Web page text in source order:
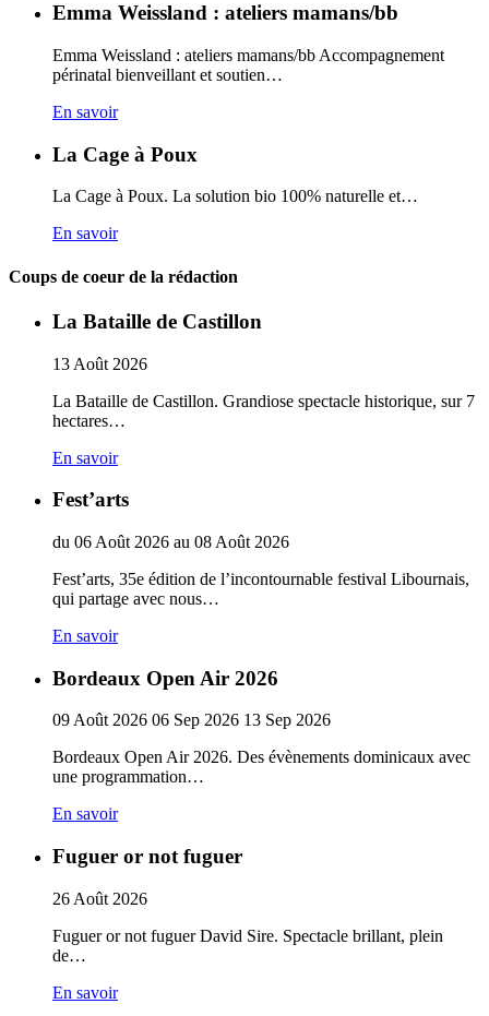
Emma Weissland : ateliers mamans/bb
Emma Weissland : ateliers mamans/bb Accompagnement
périnatal bienveillant et soutien…
En savoir
La Cage à Poux
La Cage à Poux. La solution bio 100% naturelle et…
En savoir
Coups de coeur de la rédaction
La Bataille de Castillon
13 Août 2026
La Bataille de Castillon. Grandiose spectacle historique, sur 7
hectares…
En savoir
Fest’arts
du 06 Août 2026 au 08 Août 2026
Fest’arts, 35e édition de l’incontournable festival Libournais,
qui partage avec nous…
En savoir
Bordeaux Open Air 2026
09 Août 2026 06 Sep 2026 13 Sep 2026
Bordeaux Open Air 2026. Des évènements dominicaux avec
une programmation…
En savoir
Fuguer or not fuguer
26 Août 2026
Fuguer or not fuguer David Sire. Spectacle brillant, plein
de…
En savoir